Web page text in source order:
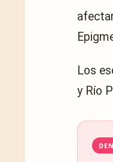
Los
y Río